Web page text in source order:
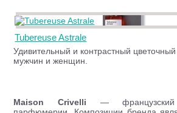
Tubereuse Astrale
Удивительный и контрастный
мужчин и женщин.
Maison Crivelli — французский